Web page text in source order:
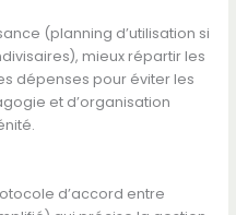
(planning d’utilisation si
mieux répartir les
dépenses pour éviter les
et d’organisation
d’accord entre